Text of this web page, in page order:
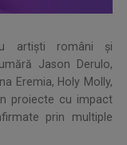
artiști români și
Jason Derulo,
Eremia, Holy Molly,
proiecte cu impact
prin multiple